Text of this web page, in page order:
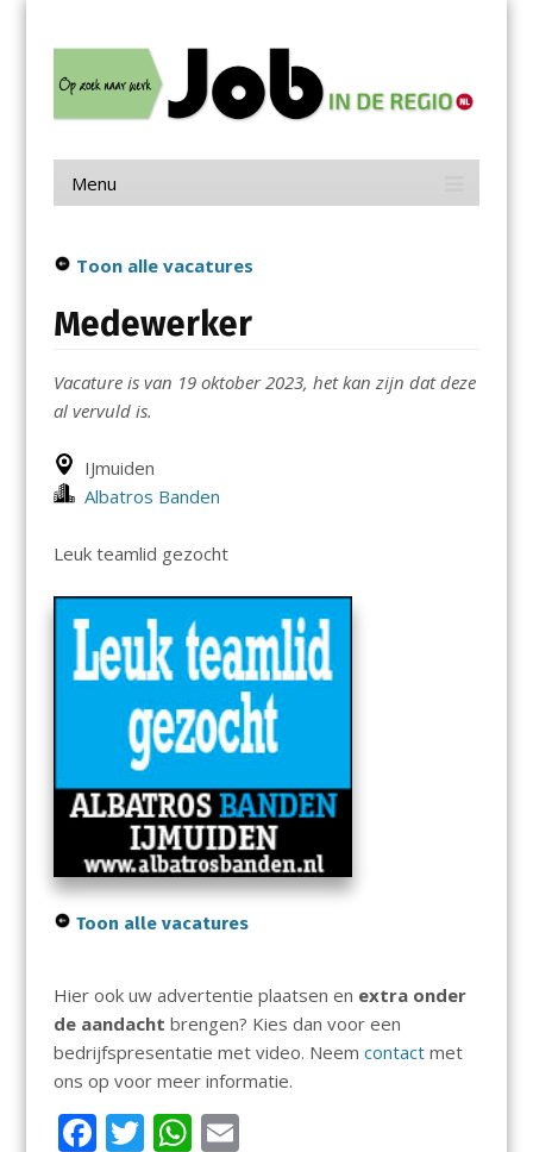
contentJob in de Regio
Menu
Toon alle vacatures
Medewerker
Vacature is van 19 oktober 2023, het kan zijn dat deze
al vervuld is.
IJmuiden
Albatros Banden
Leuk teamlid gezocht
Toon alle vacatures
Hier ook uw advertentie plaatsen en extra onder
de aandacht brengen? Kies dan voor een
bedrijfspresentatie met video. Neem contactmet
ons op voor meer informatie.
F T W E